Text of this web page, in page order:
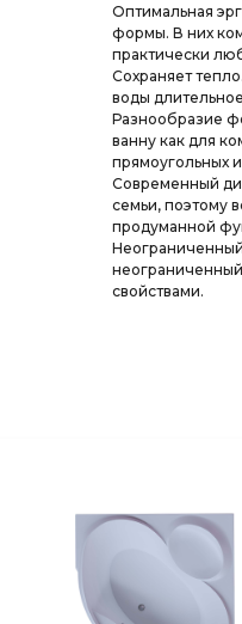
Оптимальная
формы. В них
практически
Сохраняет
воды
Разнообразие
ванну как для
прямоугольных
Современный
семьи, поэтому
продуманной
свойствами.